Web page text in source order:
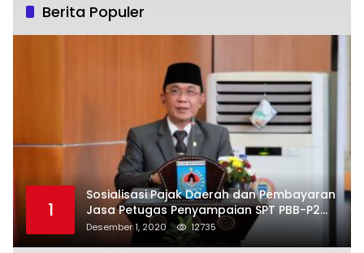
Berita Populer
1
Sosialisasi Pajak Daerah dan Pembayaran
Jasa Petugas Penyampaian SPT PBB-P2
Kota Mataram
Desember 1, 2020 12735